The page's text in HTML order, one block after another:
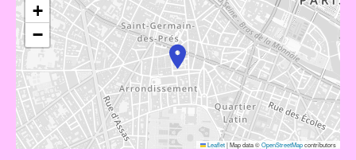
+
−
Leaflet|Map data ©OpenStreetMapcontributors